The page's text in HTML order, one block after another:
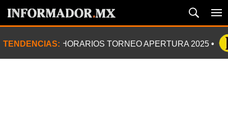
TENDENCIAS: HORARIOS TORNEO APERTURA 2025